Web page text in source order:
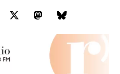
TwitterMastodonBluesky